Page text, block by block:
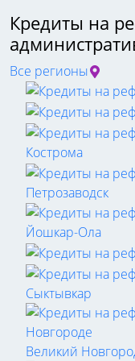
Кредиты на
Все регионы
Кострома
Петрозаводск
Йошкар-Ола
Сыктывкар
Великий